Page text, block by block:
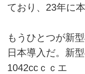
ており、23年に
もうひとつが新
日本導入だ。新
1042ccｃｃエ